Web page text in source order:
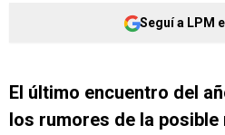
Seguí a LPM
El último encuentro del
los rumores de la posible